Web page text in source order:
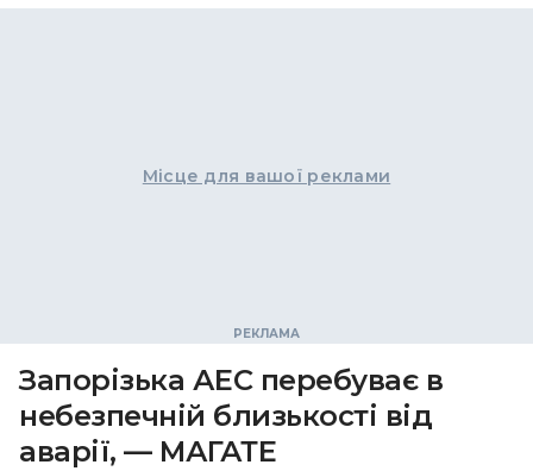
Місце для вашої реклами
Запорізька АЕС перебуває в
небезпечній близькості від
аварії, — МАГАТЕ